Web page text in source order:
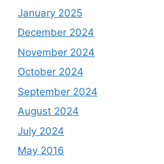
January 2025
December 2024
November 2024
October 2024
September 2024
August 2024
July 2024
May 2016